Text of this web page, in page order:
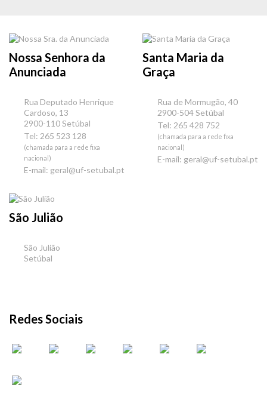
Nossa Senhora da
Anunciada
Rua Deputado Henrique
Cardoso, 13
2900-110 Setúbal
Tel: 265 523 128
(chamada para a rede fixa
nacional)
E-mail: geral@uf-setubal.pt
Santa Maria da
Graça
Rua de Mormugão, 40
2900-504 Setúbal
Tel: 265 428 752
(chamada para a rede fixa
nacional)
E-mail: geral@uf-setubal.pt
São Julião
São Julião
Setúbal
Redes Sociais